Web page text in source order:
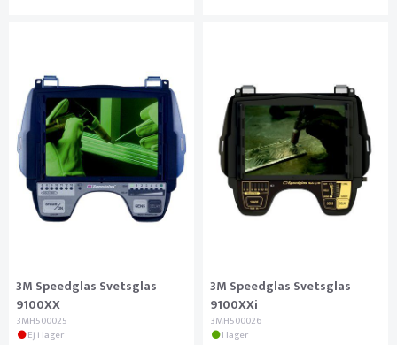
3M Speedglas Svetsglas
9100XX
3MH500025
Ej i lager
3M Speedglas Svetsglas
9100XXi
3MH500026
I lager